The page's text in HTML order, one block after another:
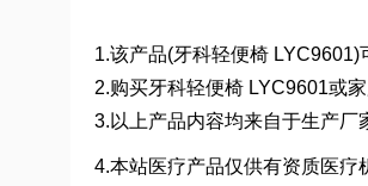
1.该产品(牙科轻便椅 LYC9601)
2.购买牙科轻便椅 LYC9601或
3.以上产品内容均来自于生产
4.本站医疗产品仅供有资质医疗